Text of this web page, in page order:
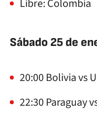
Libre: Colombia
Sábado 25 de
20:00 Bolivia vs
22:30 Paraguay